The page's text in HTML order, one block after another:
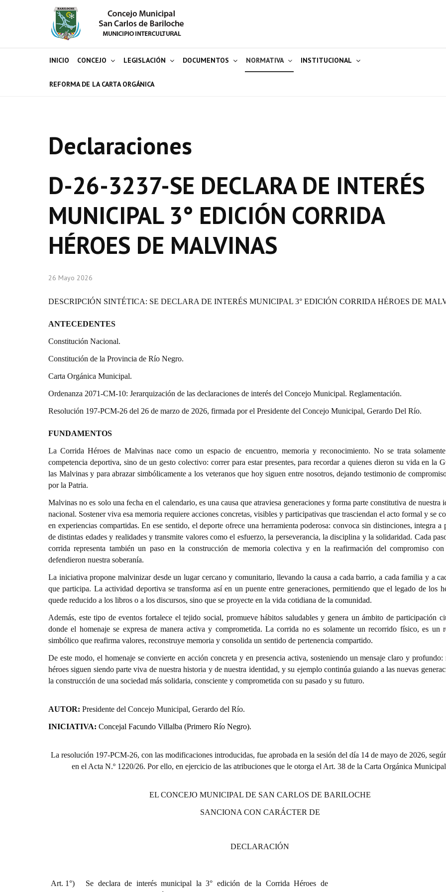
INICIO CONCEJO LEGISLACIÓN DOCUMENTOS NORMATIVA INSTITUCIONAL
REFORMA DE LA CARTA ORGÁNICA
Declaraciones
D-26-3237-SE DECLARA DE INTERÉS
MUNICIPAL 3° EDICIÓN CORRIDA
HÉROES DE MALVINAS
26 Mayo 2026
DESCRIPCIÓN SINTÉTICA: SE DECLARA DE INTERÉS MUNICIPAL 3° EDICIÓN CORRIDA HÉROES DE
ANTECEDENTES
Constitución Nacional.
Constitución de la Provincia de Río Negro.
Carta Orgánica Municipal.
Ordenanza 2071-CM-10: Jerarquización de las declaraciones de interés del Concejo Municipal. Reglamentación.
Resolución 197-PCM-26 del 26 de marzo de 2026, firmada por el Presidente del Concejo Municipal, Gerardo Del Río.
FUNDAMENTOS
La Corrida Héroes de Malvinas nace como un espacio de encuentro, memoria y reconocimiento. No se trata
competencia deportiva, sino de un gesto colectivo: correr para estar presentes, para recordar a quienes dieron su vida en la
las Malvinas y para abrazar simbólicamente a los veteranos que hoy siguen entre nosotros, dejando testimonio de
por la Patria.
Malvinas no es solo una fecha en el calendario, es una causa que atraviesa generaciones y forma parte constitutiva de nuestra
nacional. Sostener viva esa memoria requiere acciones concretas, visibles y participativas que trasciendan el acto formal y se
en experiencias compartidas. En ese sentido, el deporte ofrece una herramienta poderosa: convoca sin distinciones, integra a
de distintas edades y realidades y transmite valores como el esfuerzo, la perseverancia, la disciplina y la solidaridad. Cada
corrida representa también un paso en la construcción de memoria colectiva y en la reafirmación del compromiso con
defendieron nuestra soberanía.
La iniciativa propone malvinizar desde un lugar cercano y comunitario, llevando la causa a cada barrio, a cada familia y a
que participa. La actividad deportiva se transforma así en un puente entre generaciones, permitiendo que el legado de los
quede reducido a los libros o a los discursos, sino que se proyecte en la vida cotidiana de la comunidad.
Además, este tipo de eventos fortalece el tejido social, promueve hábitos saludables y genera un ámbito de participación
donde el homenaje se expresa de manera activa y comprometida. La corrida no es solamente un recorrido físico, es un
simbólico que reafirma valores, reconstruye memoria y consolida un sentido de pertenencia compartido.
De este modo, el homenaje se convierte en acción concreta y en presencia activa, sosteniendo un mensaje claro y profundo:
héroes siguen siendo parte viva de nuestra historia y de nuestra identidad, y su ejemplo continúa guiando a las nuevas
la construcción de una sociedad más solidaria, consciente y comprometida con su pasado y su futuro.
AUTOR: Presidente del Concejo Municipal, Gerardo del Río.
INICIATIVA: Concejal Facundo Villalba (Primero Río Negro).
La resolución 197-PCM-26, con las modificaciones introducidas, fue aprobada en la sesión del día 14 de mayo de 2026,
en el Acta N.º 1220/26. Por ello, en ejercicio de las atribuciones que le otorga el Art. 38 de la Carta Orgánica
EL CONCEJO MUNICIPAL DE SAN CARLOS DE BARILOCHE
SANCIONA CON CARÁCTER DE
DECLARACIÓN
Art. 1°)
Se declara de interés municipal la 3° edición de la Corrida Héroes de